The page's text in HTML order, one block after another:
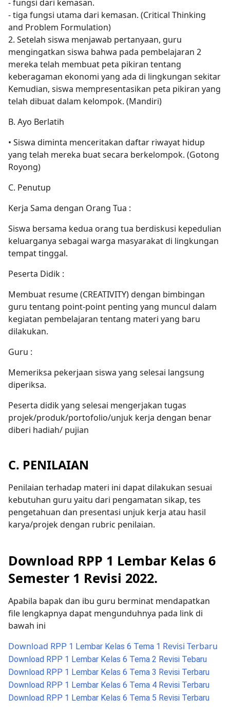
- fungsi dari kemasan.
- tiga fungsi utama dari kemasan. (Critical Thinking
and Problem Formulation)
2. Setelah siswa menjawab pertanyaan, guru
mengingatkan siswa bahwa pada pembelajaran 2
mereka telah membuat peta pikiran tentang
keberagaman ekonomi yang ada di lingkungan sekitar
Kemudian, siswa mempresentasikan peta pikiran yang
telah dibuat dalam kelompok. (Mandiri)
B. Ayo Berlatih
• Siswa diminta menceritakan daftar riwayat hidup
yang telah mereka buat secara berkelompok. (Gotong
Royong)
C. Penutup
Kerja Sama dengan Orang Tua :
Siswa bersama kedua orang tua berdiskusi kepedulian
keluarganya sebagai warga masyarakat di lingkungan
tempat tinggal.
Peserta Didik :
Membuat resume (CREATIVITY) dengan bimbingan
guru tentang point-point penting yang muncul dalam
kegiatan pembelajaran tentang materi yang baru
dilakukan.
Guru :
Memeriksa pekerjaan siswa yang selesai langsung
diperiksa.
Peserta didik yang selesai mengerjakan tugas
projek/produk/portofolio/unjuk kerja dengan benar
diberi hadiah/ pujian
C. PENILAIAN
Penilaian terhadap materi ini dapat dilakukan sesuai
kebutuhan guru yaitu dari pengamatan sikap, tes
pengetahuan dan presentasi unjuk kerja atau hasil
karya/projek dengan rubric penilaian.
Download RPP 1 Lembar Kelas 6
Semester 1 Revisi 2022.
Apabila bapak dan ibu guru berminat mendapatkan
file lengkapnya dapat mengunduhnya pada link di
bawah ini
Download RPP 1 Lembar Kelas 6 Tema 1 Revisi Terbaru
Download RPP 1 Lembar Kelas 6 Tema 2 Revisi Tebaru
Download RPP 1 Lembar Kelas 6 Tema 3 Revisi Terbaru
Download RPP 1 Lembar Kelas 6 Tema 4 Revisi Terbaru
Download RPP 1 Lembar Kelas 6 Tema 5 Revisi Terbaru